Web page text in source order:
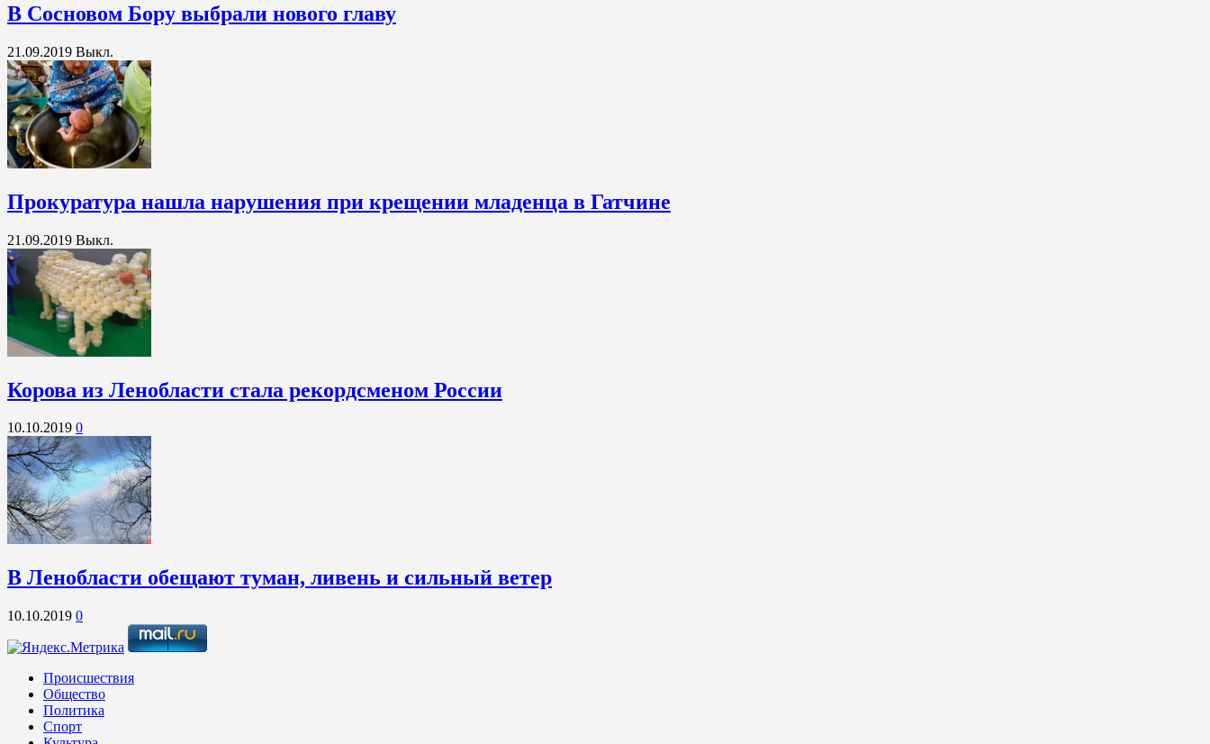
В Сосновом Бору выбрали нового главу
21.09.2019 Выкл.
Прокуратура нашла нарушения при крещении младенца в Гатчине
21.09.2019 Выкл.
Корова из Ленобласти стала рекордсменом России
10.10.2019 0
В Ленобласти обещают туман, ливень и сильный ветер
10.10.2019 0
Происшествия
Общество
Политика
Спорт